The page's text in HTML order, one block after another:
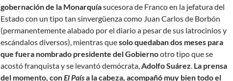
gobernación de la Monarquíasucesora de Franco en la jefatura del
Estado con un tipo tan sinvergüenza como Juan Carlos de Borbón
(permanentemente alabado por el diario a pesar de sus latrocinios y
escándalos diversos), mientras quesolo quedaban dos meses para
que fuera nombrado presidente del Gobiernootro tipo que se
acostó franquista y se levantó demócrata,Adolfo Suárez. La prensa
del momento, conEl Paísa la cabeza, acompañó muy bien todo el